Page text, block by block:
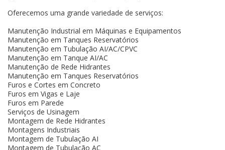
Oferecemos uma grande variedade de serviços:
Manutenção Industrial em Máquinas e Equipamentos
Manutenção em Tanques Reservatórios
Manutenção em Tubulação AI/AC/CPVC
Manutenção em Tanque AI/AC
Manutenção de Rede Hidrantes
Manutenção em Tanques Reservatórios
Furos e Cortes em Concreto
Furos em Vigas e Laje
Furos em Parede
Serviços de Usinagem
Montagem de Rede Hidrantes
Montagens Industriais
Montagem de Tubulação AI
Montagem de Tubulação AC